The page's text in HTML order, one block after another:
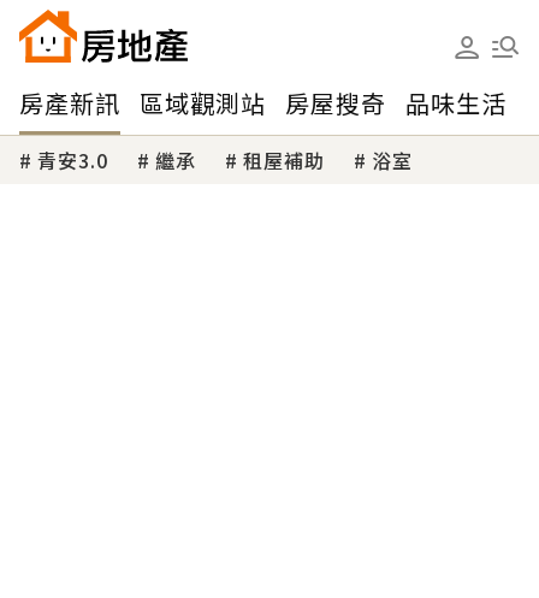
房產新訊 區域觀測站 房屋搜奇 品味生活
青安3.0 繼承 租屋補助 浴室